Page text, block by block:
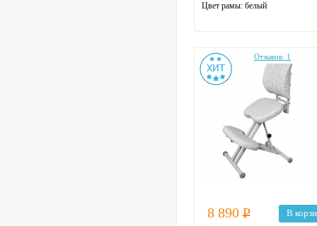
Цвет рамы: белый
Отзывов: 1
8 890 Р
В